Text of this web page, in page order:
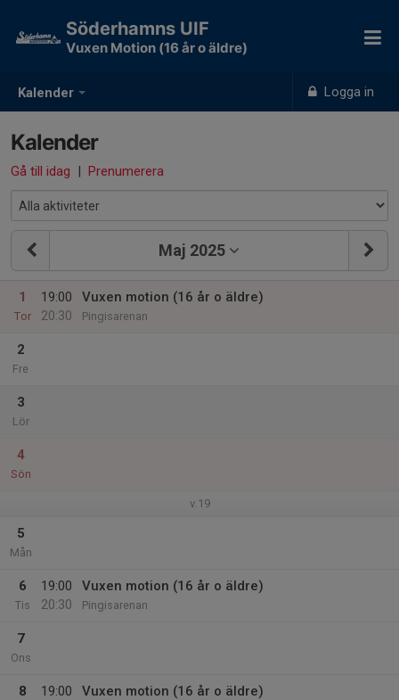
Kalender Logga in
Söderhamns UIF
Vuxen Motion (16 år o äldre)
Kalender
Gå till idag | Prenumerera
Maj 2025
1
Tor
19:00
20:30
Vuxen motion (16 år o äldre)
Pingisarenan
2
Fre
3
Lör
4
Sön
v.19
5
Mån
6
Tis
19:00
20:30
Vuxen motion (16 år o äldre)
Pingisarenan
7
Ons
8
19:00
Vuxen motion (16 år o äldre)